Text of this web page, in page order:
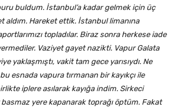
buldum. İstanbul’a kadar gelmek için üç
aldım. Hareket ettik. İstanbul limanına
topladılar. Biraz sonra herkese iade
Vaziyet gayet nazikti. Vapur Galata
yaklaşmıştı, vakit tam gece yarısıydı. Ne
esnada vapura tırmanan bir kayıkçı ile
iplere asılarak kayığa indim. Sirkeci
basmaz yere kapanarak toprağı öptüm. Fakat